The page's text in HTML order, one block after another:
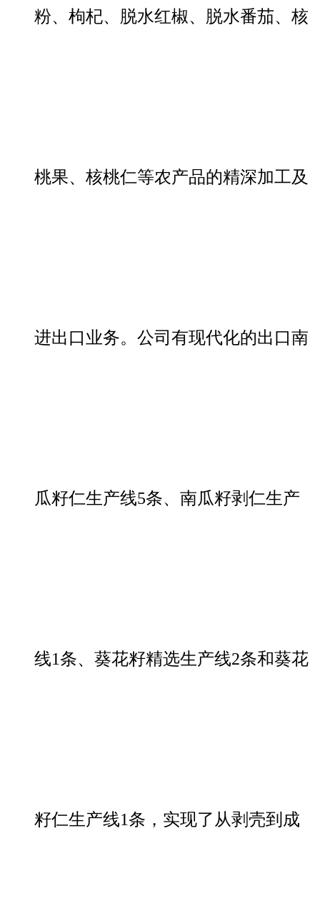
粉、枸杞、脱水红椒、脱水番茄、核
桃果、核桃仁等农产品的精深加工及
进出口业务。公司有现代化的出口南
瓜籽仁生产线5条、南瓜籽剥仁生产
线1条、葵花籽精选生产线2条和葵花
籽仁生产线1条，实现了从剥壳到成